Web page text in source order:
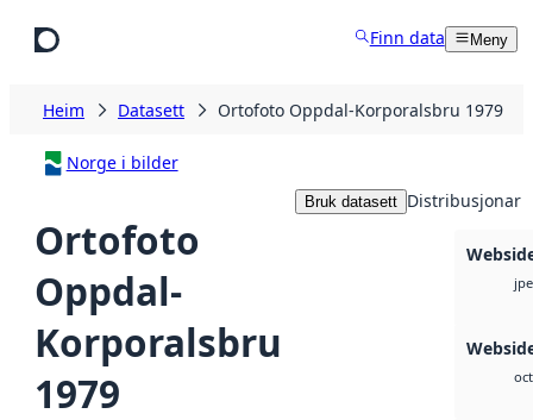
Finn data Meny
Heim Datasett Ortofoto Oppdal-Korporalsbru 1979
Norge i bilder
Ortofoto
Oppdal-
Korporalsbru
1979
Bruk datasett Distribusjonar